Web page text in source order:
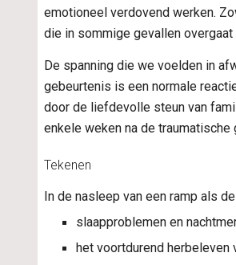
emotioneel verdovend werken.
die in sommige gevallen
De spanning die we voelden in
gebeurtenis is een normale
door de liefdevolle steun van
enkele weken na de traumatische
Tekenen
In de nasleep van een ramp als
slaapproblemen en
het voortdurend